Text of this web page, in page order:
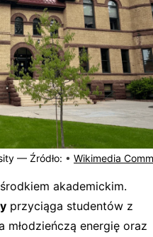
— Źródło: • Wikimedia
akademickim.
przyciąga studentów z
młodzieńczą energię oraz